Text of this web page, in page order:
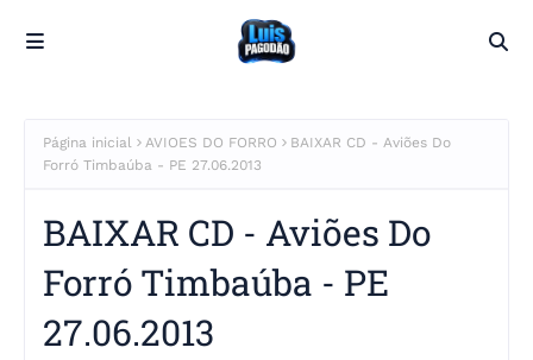
Página inicial AVIOES DO FORRO
BAIXAR CD - Aviões Do
Forró Timbaúba - PE 27.06.2013
BAIXAR CD - Aviões Do
Forró Timbaúba - PE
27.06.2013